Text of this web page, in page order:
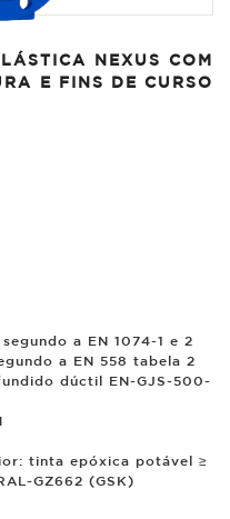
NEXUS COM
E FINS DE CURSO
a EN 1074-1 e 2
a EN 558 tabela 2
dúctil EN-GJS-500-
tinta epóxica potável ≥
GZ662 (GSK)